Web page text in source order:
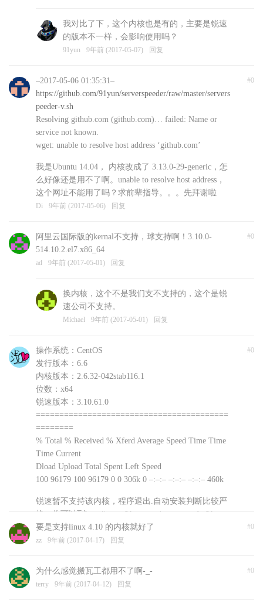
我对比了下，这个内核也是有的，主要是锐速
的版本不一样，会影响使用吗？
91yun 9年前 (2017-05-07) 回复
#0
–2017-05-06 01:35:31–
https://github.com/91yun/serverspeeder/raw/master/servers
peeder-v.sh
Resolving github.com (github.com)… failed: Name or
service not known.
wget: unable to resolve host address ‘github.com’
我是Ubuntu 14.04， 内核改成了 3.13.0-29-generic，怎
么好像还是用不了啊。unable to resolve host address，
这个网址不能用了吗？求前辈指导。。。先拜谢啦
Di 9年前 (2017-05-06) 回复
#0
阿里云国际版的kernal不支持，球支持啊！3.10.0-
514.10.2.el7.x86_64
ad 9年前 (2017-05-01) 回复
换内核，这个不是我们支不支持的，这个是锐
速公司不支持。
Michael 9年前 (2017-05-01) 回复
#0
操作系统：CentOS
发行版本：6.6
内核版本：2.6.32-042stab116.1
位数：x64
锐速版本：3.10.61.0
=========================================
========
% Total % Received % Xferd Average Speed Time Time
Time Current
Dload Upload Total Spent Left Speed
100 96179 100 96179 0 0 306k 0 –:–:– –:–:– –:–:– 460k
锐速暂不支持该内核，程序退出.自动安装判断比较严
格，你可以到http://www.91yun.org/serverspeeder91yun
手动下载安装文件尝试不同版本
浅爱 9年前 (2017-04-18) 回复
#0
要是支持linux 4.10 的内核就好了
zz 9年前 (2017-04-17) 回复
#0
为什么感觉搬瓦工都用不了啊-_-
terry 9年前 (2017-04-12) 回复